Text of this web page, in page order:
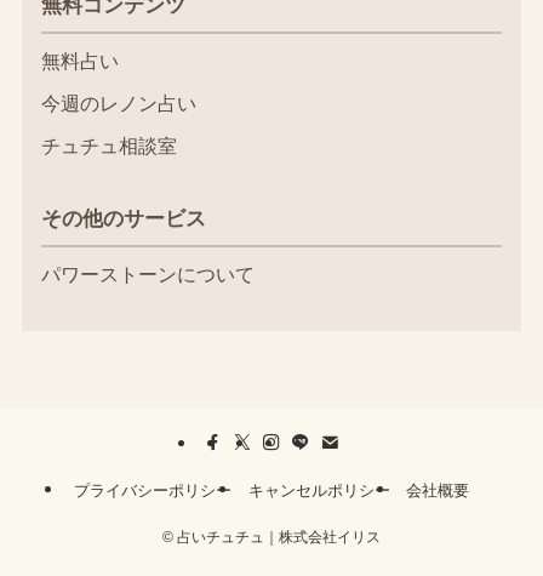
無料コンテンツ
無料占い
今週のレノン占い
チュチュ相談室
その他のサービス
パワーストーンについて
プライバシーポリシー キャンセルポリシー 会社概要
© 占いチュチュ｜株式会社イリス